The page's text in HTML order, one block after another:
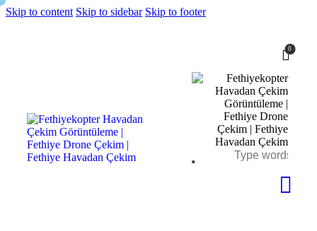
Skip to content Skip to sidebar Skip to footer
0